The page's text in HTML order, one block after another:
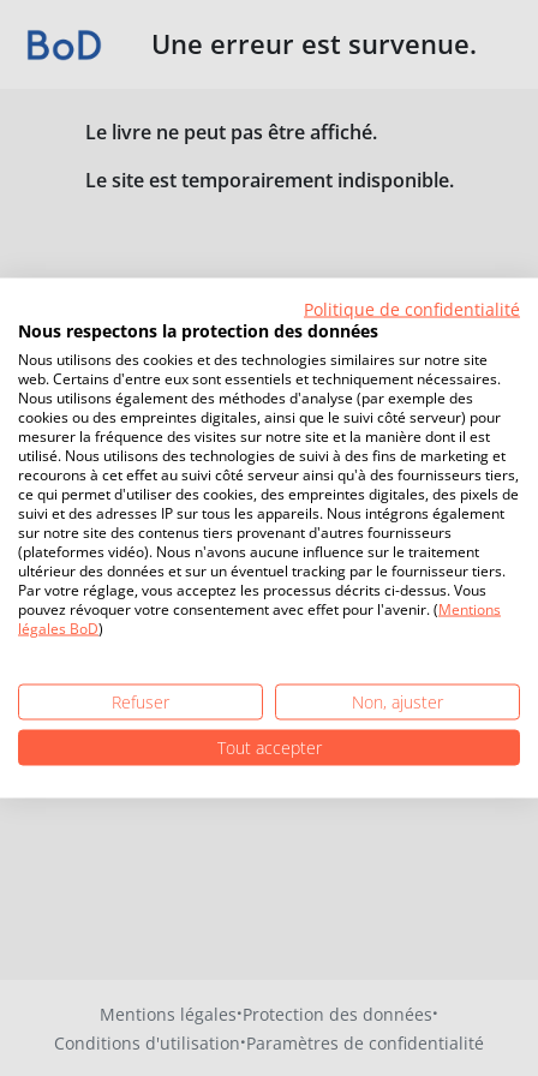
Une erreur est survenue.
Le livre ne peut pas être affiché.
Le site est temporairement indisponible.
Mentions légales·Protection des données·
Conditions d'utilisation·Paramètres de confidentialité
Politique de confidentialité
Nous respectons la protection des données
Nous utilisons des cookies et des technologies similaires sur notre site
web. Certains d'entre eux sont essentiels et techniquement nécessaires.
Nous utilisons également des méthodes d'analyse (par exemple des
cookies ou des empreintes digitales, ainsi que le suivi côté serveur) pour
mesurer la fréquence des visites sur notre site et la manière dont il est
utilisé. Nous utilisons des technologies de suivi à des fins de marketing et
recourons à cet effet au suivi côté serveur ainsi qu'à des fournisseurs tiers,
ce qui permet d'utiliser des cookies, des empreintes digitales, des pixels de
suivi et des adresses IP sur tous les appareils. Nous intégrons également
sur notre site des contenus tiers provenant d'autres fournisseurs
(plateformes vidéo). Nous n'avons aucune influence sur le traitement
ultérieur des données et sur un éventuel tracking par le fournisseur tiers.
Par votre réglage, vous acceptez les processus décrits ci-dessus. Vous
pouvez révoquer votre consentement avec effet pour l'avenir. (Mentions
légales BoD)
Refuser
Non, ajuster
Tout accepter